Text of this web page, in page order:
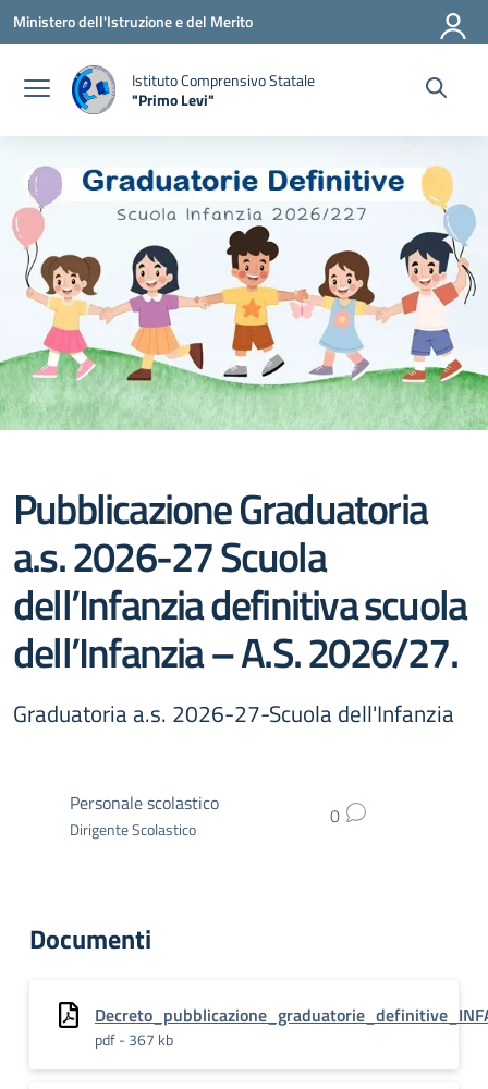
Vai ai contenuti
Vai al menu di navigazione
Vai al footer
Ministero dell'Istruzione e del Merito
Istituto Comprensivo Statale
"Primo Levi"
Pubblicazione Graduatoria
a.s. 2026-27 Scuola
dell’Infanzia definitiva scuola
dell’Infanzia – A.S. 2026/27.
Graduatoria a.s. 2026-27-Scuola dell'Infanzia
Personale scolastico
Dirigente Scolastico 0
Documenti
pdf - 367 kb